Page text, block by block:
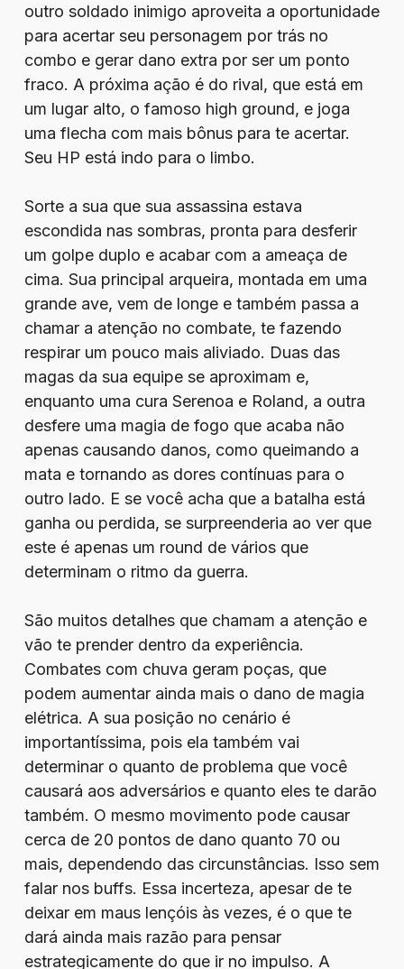
outro soldado inimigo aproveita a oportunidade
para acertar seu personagem por trás no
combo e gerar dano extra por ser um ponto
fraco. A próxima ação é do rival, que está em
um lugar alto, o famoso high ground, e joga
uma flecha com mais bônus para te acertar.
Seu HP está indo para o limbo.
Sorte a sua que sua assassina estava
escondida nas sombras, pronta para desferir
um golpe duplo e acabar com a ameaça de
cima. Sua principal arqueira, montada em uma
grande ave, vem de longe e também passa a
chamar a atenção no combate, te fazendo
respirar um pouco mais aliviado. Duas das
magas da sua equipe se aproximam e,
enquanto uma cura Serenoa e Roland, a outra
desfere uma magia de fogo que acaba não
apenas causando danos, como queimando a
mata e tornando as dores contínuas para o
outro lado. E se você acha que a batalha está
ganha ou perdida, se surpreenderia ao ver que
este é apenas um round de vários que
determinam o ritmo da guerra.
São muitos detalhes que chamam a atenção e
vão te prender dentro da experiência.
Combates com chuva geram poças, que
podem aumentar ainda mais o dano de magia
elétrica. A sua posição no cenário é
importantíssima, pois ela também vai
determinar o quanto de problema que você
causará aos adversários e quanto eles te darão
também. O mesmo movimento pode causar
cerca de 20 pontos de dano quanto 70 ou
mais, dependendo das circunstâncias. Isso sem
falar nos buffs. Essa incerteza, apesar de te
deixar em maus lençóis às vezes, é o que te
dará ainda mais razão para pensar
estrategicamente do que ir no impulso. A